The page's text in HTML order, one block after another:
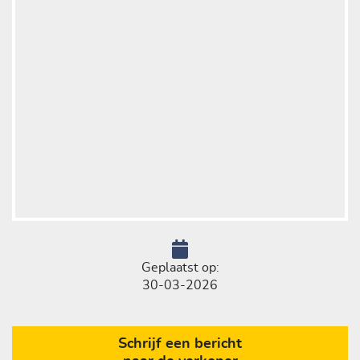
wij u vooraf te informeren of het voertuig nog beschikbaar
Ledig gewicht = kentekengewicht zonder opties en
Geplaatst op:
30-03-2026
Schrijf een bericht